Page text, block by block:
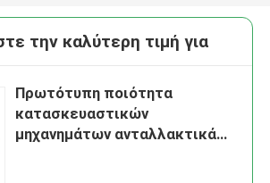
την καλύτερη τιμή για
Πρωτότυπη ποιότητα
κατασκευαστικών
μηχανημάτων ανταλλακτικά